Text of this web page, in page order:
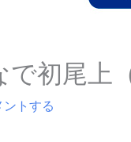
初尾上
ントする